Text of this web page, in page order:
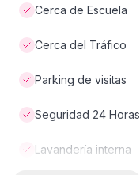
Cerca de Escuela
Cerca del Tráfico
Parking de visitas
Seguridad 24 Horas
Lavandería interna